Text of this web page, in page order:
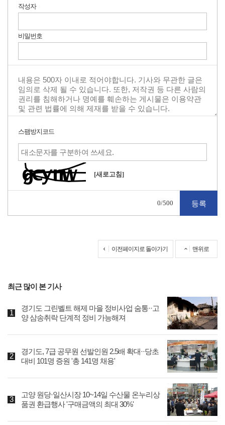
작성자
비밀번호
스팸방지코드
[새로고침]
0/500
이전페이지로 돌아가기 맨위로
최근 많이 본 기사
경기도 그린벨트 해제 마을 정비사업 숨통··고
양 삼송취락 단계적 정비 가능해져
경기도, 7급 공무원 선발인원 2.5배 확대··당초
대비 101명 증원 '총 141명 채용'
고양 원당·일산시장 10~14일 수산물 온누리상
품권 환급행사 '구매금액의 최대 30%'